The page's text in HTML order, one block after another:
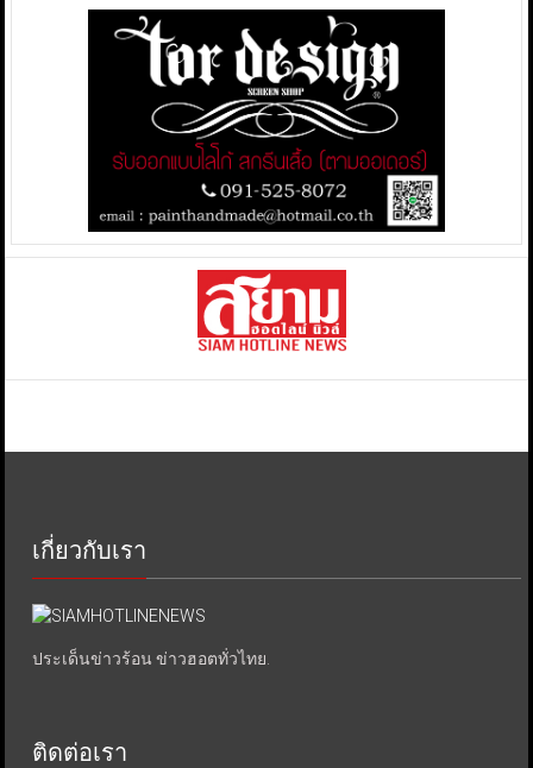
เกี่ยวกับเรา
ประเด็นข่าวร้อน ข่าวฮอตทั่วไทย.
ติดต่อเรา